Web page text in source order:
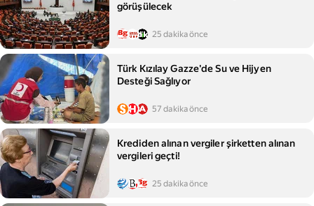
görüşülecek
25 dakika önce
Türk Kızılay Gazze'de Su ve Hijyen
Desteği Sağlıyor
57 dakika önce
Krediden alınan vergiler şirketten alınan
vergileri geçti!
25 dakika önce